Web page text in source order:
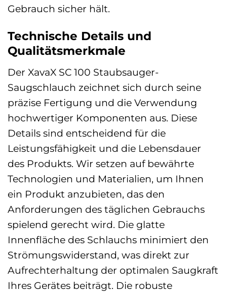
Gebrauch sicher hält.
Technische Details und
Qualitätsmerkmale
Der XavaX SC 100 Staubsauger-
Saugschlauch zeichnet sich durch seine
präzise Fertigung und die Verwendung
hochwertiger Komponenten aus. Diese
Details sind entscheidend für die
Leistungsfähigkeit und die Lebensdauer
des Produkts. Wir setzen auf bewährte
Technologien und Materialien, um Ihnen
ein Produkt anzubieten, das den
Anforderungen des täglichen Gebrauchs
spielend gerecht wird. Die glatte
Innenfläche des Schlauchs minimiert den
Strömungswiderstand, was direkt zur
Aufrechterhaltung der optimalen Saugkraft
Ihres Gerätes beiträgt. Die robuste